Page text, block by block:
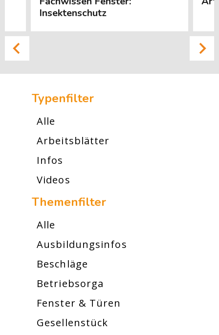
Insektenschutz
Typenfilter
Alle
Arbeitsblätter
Infos
Videos
Themenfilter
Alle
Ausbildungsinfos
Beschläge
Betriebsorga
Fenster & Türen
Gesellenstück